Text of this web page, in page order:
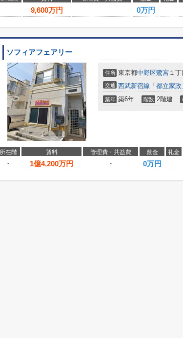
-
9,600万円 - 0万円
ソフィアフェアリー
住所 東京都中野区鷺宮 １
交通 西武新宿線 「 都立家政
築年 築6年 階数 2階建
所在階 賃料 管理費・共益費 敷金 礼金
-
1億4,200万円 - 0万円